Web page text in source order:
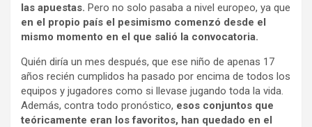
las apuestas. Pero no solo pasaba a nivel europeo, ya que
en el propio país el pesimismo comenzó desde el
mismo momento en el que salió la convocatoria.
Quién diría un mes después, que ese niño de apenas 17
años recién cumplidos ha pasado por encima de todos los
equipos y jugadores como si llevase jugando toda la vida.
Además, contra todo pronóstico, esos conjuntos que
teóricamente eran los favoritos, han quedado en el